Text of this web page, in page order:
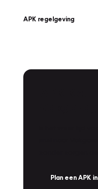
APK regelgeving
Plan een APK in